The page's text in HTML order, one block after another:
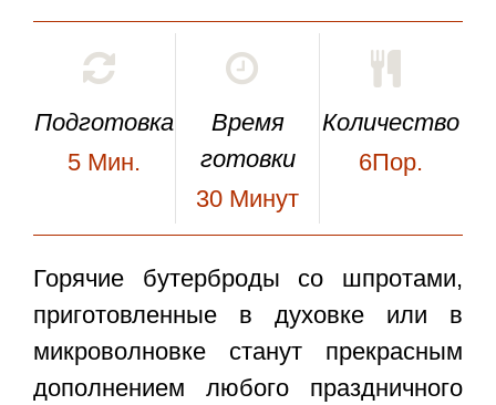
Подготовка
5 Мин.
Время
готовки
30 Минут
Количество
6Пор.
Горячие бутерброды со шпротами,
приготовленные в духовке или в
микроволновке станут прекрасным
дополнением любого праздничного